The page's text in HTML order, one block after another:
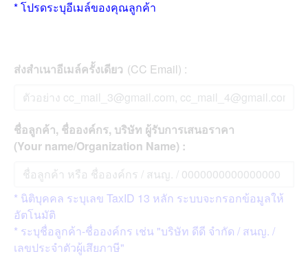
* โปรดระบุอีเมล์ของคุณลูกค้า
ส่งสำเนาอีเมล์ครั้งเดียว (CC Email) :
ชื่อลูกค้า, ชื่อองค์กร, บริษัท ผู้รับการเสนอราคา
(Your name/Organization Name) :
* นิติบุคคล ระบุเลข TaxID 13 หลัก ระบบจะกรอกข้อมูลให้
อัตโนมัติ
* ระบุชื่อลูกค้า-ชื่อองค์กร เช่น "บริษัท ดีดี จำกัด / สนญ. /
เลขประจำตัวผู้เสึยภาษี"